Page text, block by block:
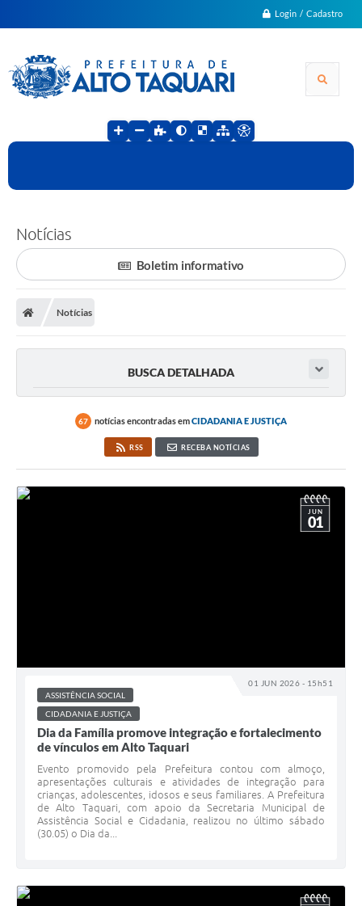
Login / Cadastro
Notícias
Boletim informativo
Notícias
BUSCA DETALHADA
67 notícias encontradas emCIDADANIA E JUSTIÇA
RSS RECEBA NOTÍCIAS
01 JUN 2026 - 15h51
JUN
01
ASSISTÊNCIA SOCIAL
CIDADANIA E JUSTIÇA
Dia da Família promove integração e fortalecimento
de vínculos em Alto Taquari
Evento promovido pela Prefeitura contou com almoço,
apresentações culturais e atividades de integração para
crianças, adolescentes, idosos e seus familiares. A Prefeitura
de Alto Taquari, com apoio da Secretaria Municipal de
Assistência Social e Cidadania, realizou no último sábado
(30.05) o Dia da...